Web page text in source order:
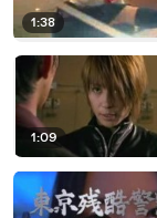
1:38
1:09